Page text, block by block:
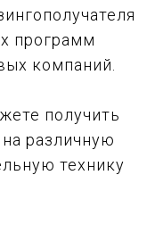
программ
компаний.
получить
различную
технику